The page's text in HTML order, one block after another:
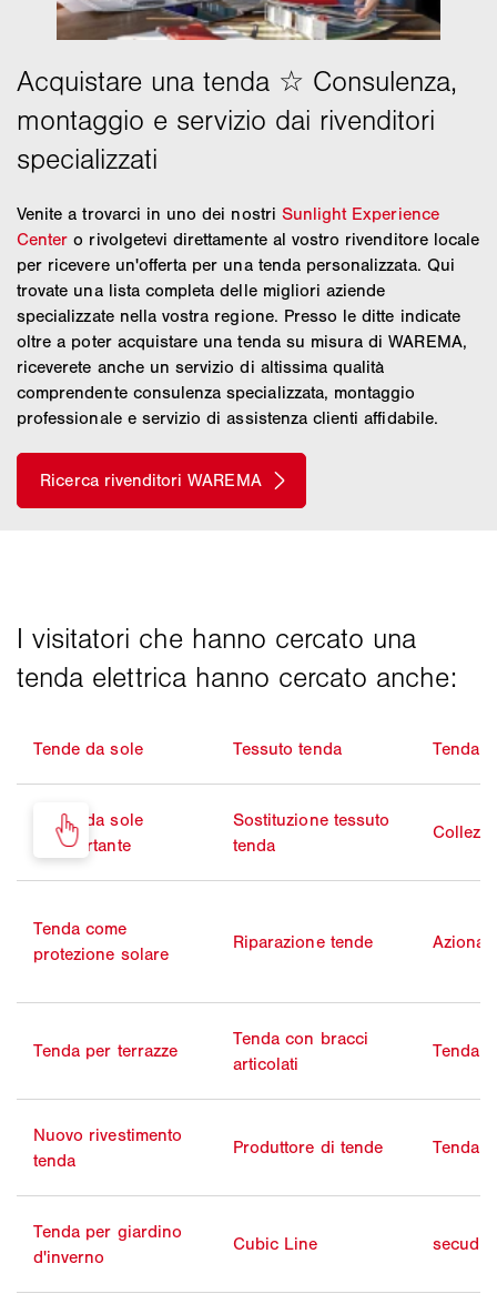
Venite a trovarci in uno dei nostri Sunlight Experience
Center o rivolgetevi direttamente al vostro rivenditore locale
per ricevere un'offerta per una tenda personalizzata. Qui
trovate una lista completa delle migliori aziende
specializzate nella vostra regione. Presso le ditte indicate
oltre a poter acquistare una tenda su misura di WAREMA,
riceverete anche un servizio di altissima qualità
comprendente consulenza specializzata, montaggio
professionale e servizio di assistenza clienti affidabile.
Tende da sole Tessuto tenda Tenda
Tenda da sole
autoportante
Sostituzione tessuto
tenda
Tenda come
protezione solare
Riparazione tende
Tenda per terrazze
Tenda con bracci
articolati
Tenda
Nuovo rivestimento
tenda
Produttore di tende Tenda
Tenda per giardino
d'inverno
Cubic Line